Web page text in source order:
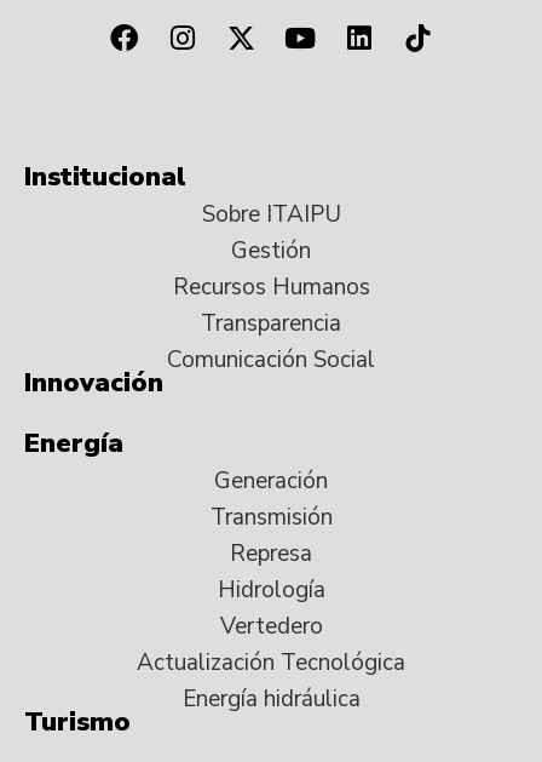
Institucional
Sobre ITAIPU
Gestión
Recursos Humanos
Transparencia
Comunicación Social
Innovación
Energía
Generación
Transmisión
Represa
Hidrología
Vertedero
Actualización Tecnológica
Energía hidráulica
Turismo